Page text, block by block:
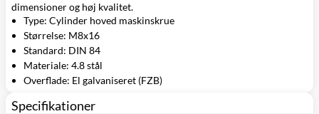
dimensioner og høj kvalitet.
Type: Cylinder hoved maskinskrue
Størrelse: M8x16
Standard: DIN 84
Materiale: 4.8 stål
Overflade: El galvaniseret (FZB)
Specifikationer